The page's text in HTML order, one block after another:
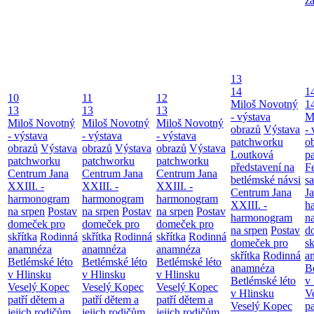
10
13
Miloš Novotný
- výstava
obrazů Výstava
patchworku
Centrum Jana
XXIII. -
harmonogram
na srpen Postav
domeček pro
skřítka Rodinná
anamnéza
Betlémské léto
v Hlinsku
Veselý Kopec
patří dětem a
11
13
Miloš Novotný
- výstava
obrazů Výstava
patchworku
Centrum Jana
XXIII. -
harmonogram
na srpen Postav
domeček pro
skřítka Rodinná
anamnéza
Betlémské léto
v Hlinsku
Veselý Kopec
patří dětem a
12
13
Miloš Novotný
- výstava
obrazů Výstava
patchworku
Centrum Jana
XXIII. -
harmonogram
na srpen Postav
domeček pro
skřítka Rodinná
anamnéza
Betlémské léto
v Hlinsku
Veselý Kopec
patří dětem a
13
14
Miloš Novotný
- výstava
obrazů Výstava
patchworku
Loutková
představení na
betlémské návsi
Centrum Jana
XXIII. -
harmonogram
na srpen Postav
domeček pro
skřítka Rodinná
anamnéza
Betlémské léto
v Hlinsku
Veselý Kopec
-
v